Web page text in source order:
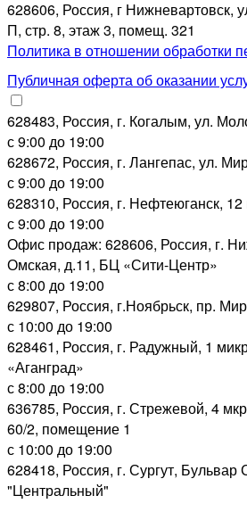
628606, Россия, г Нижневартовск,
П, стр. 8, этаж 3, помещ. 321
Политика в отношении обработки
Публичная оферта об оказании
628483, Россия, г. Когалым, ул.
с 9:00 до 19:00
628672, Россия, г. Лангепас, ул.
с 9:00 до 19:00
628310, Россия, г. Нефтеюганск,
с 9:00 до 19:00
Офис продаж: 628606, Россия, г.
Омская, д.11, БЦ «Сити-Центр»
с 8:00 до 19:00
629807, Россия, г.Ноябрьск, пр.
с 10:00 до 19:00
628461, Россия, г. Радужный, 1
«Аганград»
с 8:00 до 19:00
636785, Россия, г. Стрежевой, 4
60/2, помещение 1
с 10:00 до 19:00
628418, Россия, г. Сургут,
"Центральный"